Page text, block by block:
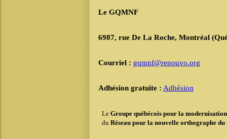
Le GQMNF
6987, rue De La Roche, Montréal
Courriel : gqmnf@renouvo.org
Adhésion gratuite : Adhésion
LeGroupe québécois pour la
duRéseau pour la nouvelle orthographe